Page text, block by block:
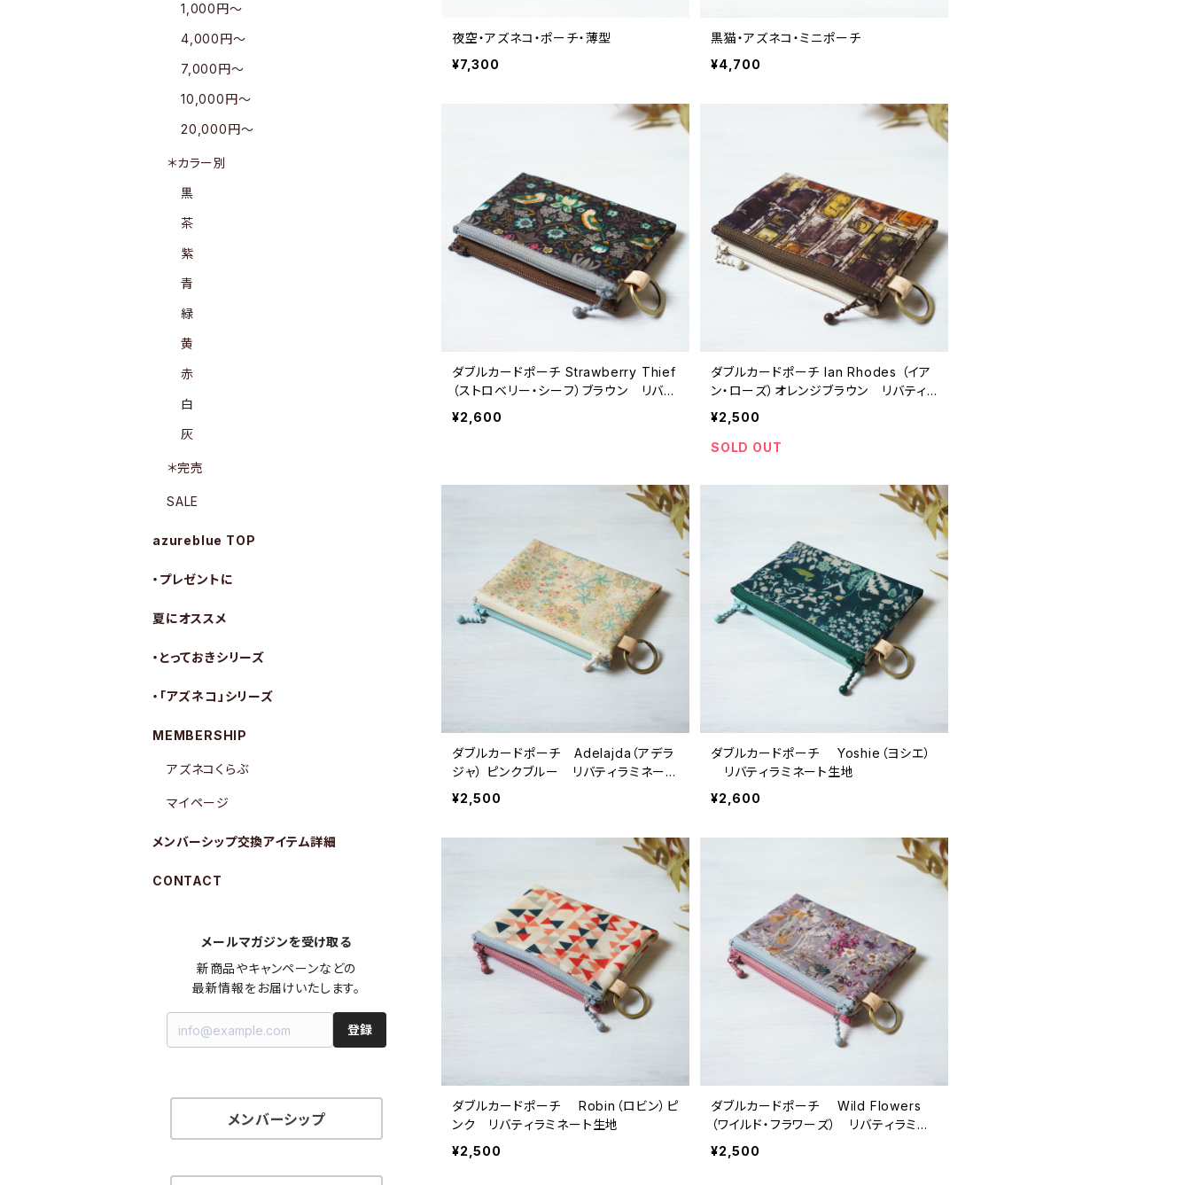
夜空・アズネコ・ポーチ・薄型
¥7,300
黒猫・アズネコ・ミニポーチ
¥4,700
ダブルカードポーチ Strawberry Thief
（ストロベリー・シーフ）ブラウン リバテ
ィラミネート生地
¥2,600
ダブルカードポーチ Ian Rhodes （イア
ン・ローズ）オレンジブラウン リバティ
ラミネート生地
¥2,500
SOLD OUT
ダブルカードポーチ Adelajda（アデラ
ジャ） ピンクブルー リバティラミネート
生地
¥2,500
ダブルカードポーチ Yoshie（ヨシエ）
リバティラミネート生地
¥2,600
ダブルカードポーチ Robin（ロビン）ピ
ンク リバティラミネート生地
¥2,500
ダブルカードポーチ Wild Flowers
（ワイルド・フラワーズ） リバティラミネ
ート生地
¥2,500
1,000円〜
4,000円〜
7,000円〜
10,000円〜
20,000円〜
＊カラー別
黒
茶
紫
青
緑
黄
赤
白
灰
＊完売
SALE
azureblue TOP
・プレゼントに
夏にオススメ
・とっておきシリーズ
・「アズネコ」シリーズ
MEMBERSHIP
アズネコくらぶ
マイページ
メンバーシップ交換アイテム詳細
CONTACT
メールマガジンを受け取る
新商品やキャンペーンなどの
最新情報をお届けいたします。
登録
メンバーシップ